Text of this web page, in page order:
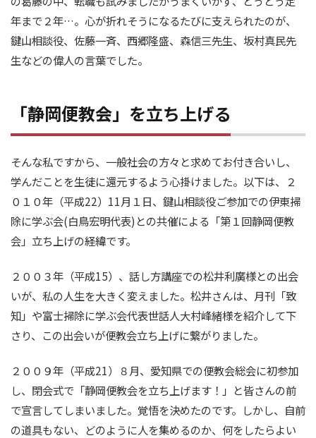
年まで２年…。心が折れそうになるたびに支えられたのが、
鍵山相談役、佐藤一斉、西郷隆盛、森信三先生、坂村真民先
生などの偉人の言葉でした。
「静岡便教会」を立ち上げる
そんな私ですから、一般社会の方々と求めてお付き合いし、
学んだことを生徒に還元するよう心掛けました。以下は、２
０１０年（平成22）11月１日、鍵山相談役ご参加での伊東掃
除に学ぶ会(白鳥宏明代表)との共催による「第１回静岡便教
会」立ち上げの経緯です。
２００３年（平成15）、話し方講座での松井利廣様との出会
いが、私の人生を大きく変えました。松井さんは、月刊「致
知」や富士掃除に学ぶ会代表世話人大村峰緒様を紹介して下
さり、この出会いが便教会立ち上げに繋がりました。
２００９年（平成21）８月、愛知県での便教会総会に初参加
し、閉会式で「静岡便教会を立ち上げます！」と皆さんの前
で宣言してしまいました。覚悟を決めたのです。しかし、自前
の道具もない、どのように人を集めるのか、何をしたらよい